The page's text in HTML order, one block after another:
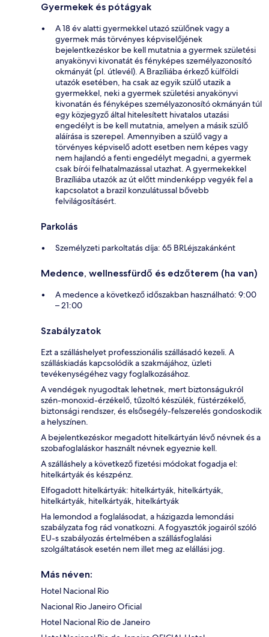
Gyermekek és pótágyak
A 18 év alatti gyermekkel utazó szülőnek vagy a
gyermek más törvényes képviselőjének
bejelentkezéskor be kell mutatnia a gyermek születési
anyakönyvi kivonatát és fényképes személyazonosító
okmányát (pl. útlevél). A Brazíliába érkező külföldi
utazók esetében, ha csak az egyik szülő utazik a
gyermekkel, neki a gyermek születési anyakönyvi
kivonatán és fényképes személyazonosító okmányán túl
egy közjegyző által hitelesített hivatalos utazási
engedélyt is be kell mutatnia, amelyen a másik szülő
aláírása is szerepel. Amennyiben a szülő vagy a
törvényes képviselő adott esetben nem képes vagy
nem hajlandó a fenti engedélyt megadni, a gyermek
csak bírói felhatalmazással utazhat. A gyermekekkel
Brazíliába utazók az út előtt mindenképp vegyék fel a
kapcsolatot a brazil konzulátussal bővebb
felvilágosításért.
Parkolás
Személyzeti parkoltatás díja: 65 BRLéjszakánként
Medence, wellnessfürdő és edzőterem (ha van)
A medence a következő időszakban használható: 9:00
– 21:00
Szabályzatok
Ezt a szálláshelyet professzionális szállásadó kezeli. A
szálláskiadás kapcsolódik a szakmájához, üzleti
tevékenységéhez vagy foglalkozásához.
A vendégek nyugodtak lehetnek, mert biztonságukról
szén-monoxid-érzékelő, tűzoltó készülék, füstérzékelő,
biztonsági rendszer, és elsősegély-felszerelés gondoskodik
a helyszínen.
A bejelentkezéskor megadott hitelkártyán lévő névnek és a
szobafoglaláskor használt névnek egyeznie kell.
A szálláshely a következő fizetési módokat fogadja el:
hitelkártyák és készpénz.
Elfogadott hitelkártyák: hitelkártyák, hitelkártyák,
hitelkártyák, hitelkártyák, hitelkártyák
Ha lemondod a foglalásodat, a házigazda lemondási
szabályzata fog rád vonatkozni. A fogyasztók jogairól szóló
EU-s szabályozás értelmében a szállásfoglalási
szolgáltatások esetén nem illet meg az elállási jog.
Más néven:
Hotel Nacional Rio
Nacional Rio Janeiro Oficial
Hotel Nacional Rio de Janeiro